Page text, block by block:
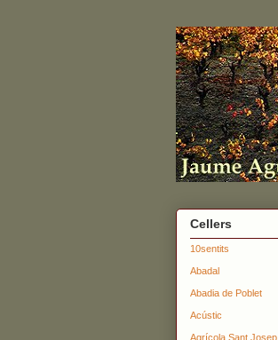
Cellers
10sentits
Abadal
Abadia de Poblet
Acústic
Agrícola Sant Josep